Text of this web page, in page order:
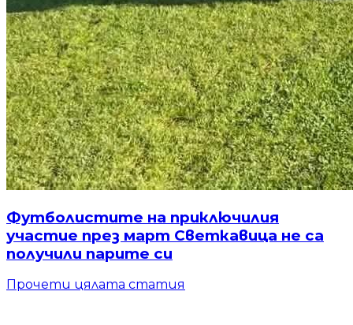
Футболистите на приключилия
участие през март Светкавица не са
получили парите си
Прочети цялата статия